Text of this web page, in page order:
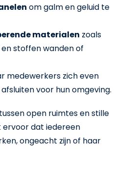
om galm en geluid te
materialen zoals
stoffen wanden of
medewerkers zich even
voor hun omgeving.
open ruimtes en stille
dat iedereen
ongeacht zijn of haar